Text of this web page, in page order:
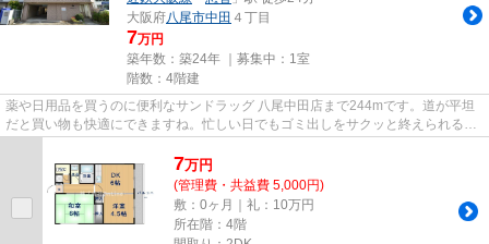
大阪府八尾市中田 ４丁目
7万円
築年数：築24年 ｜募集中： 1室
階数：4階建
薬や日用品を買うのに便利なサンドラッグ 八尾中田店まで244mです。道が平坦
だと買い物も快適にできますね。忙しい日でもゴミ出しをサクッと終えられるよ
うに、敷地内にゴミ置き場を備...
7万円
(管理費・共益費 5,000円)
敷：0ヶ月｜礼：10万円
所在階：4階